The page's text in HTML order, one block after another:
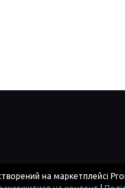
на маркетплейсі